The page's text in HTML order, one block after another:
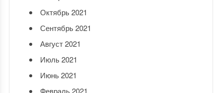
Октябрь 2021
Сентябрь 2021
Август 2021
Июль 2021
Июнь 2021